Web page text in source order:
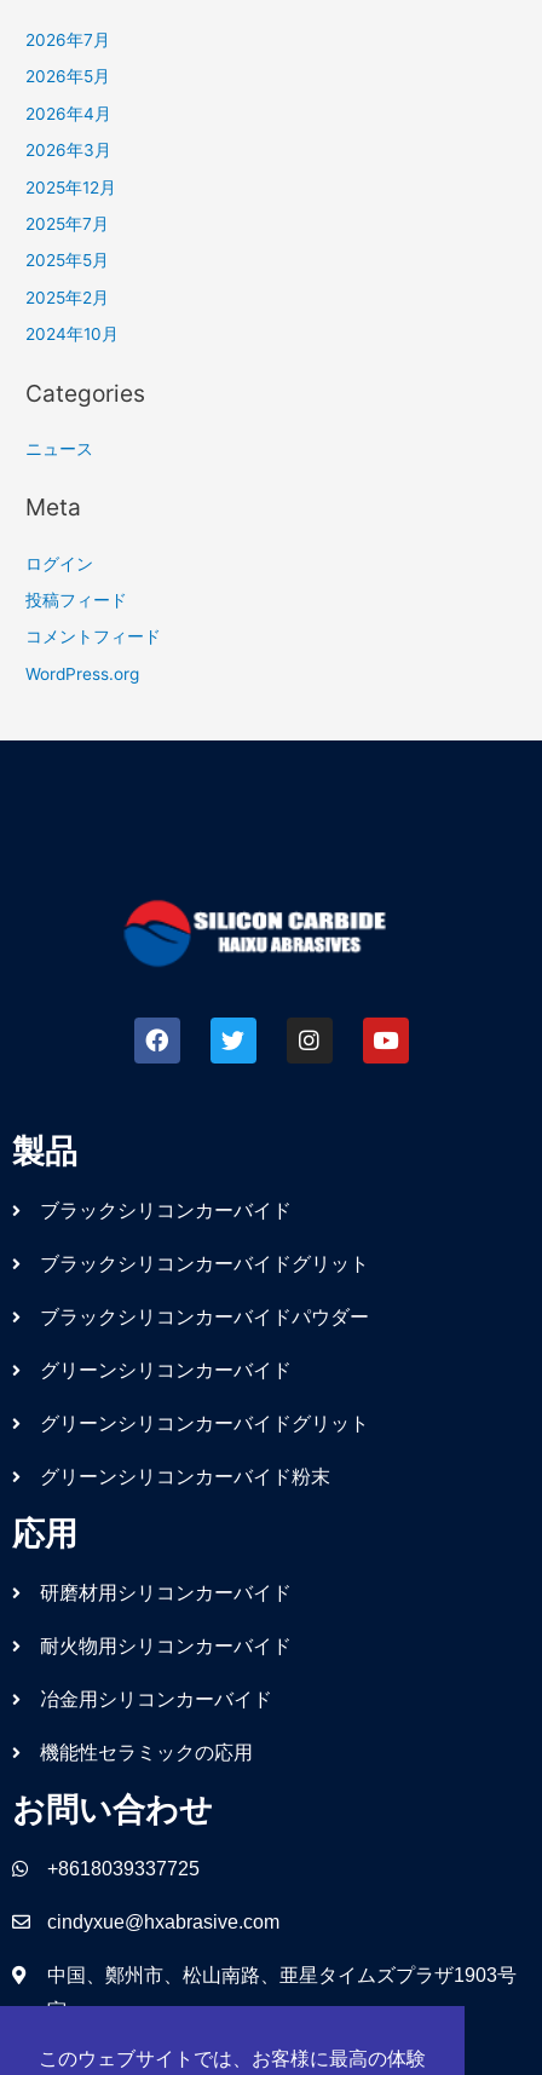
このウェブサイトでは、お客様に最高の体験
2026年7月
2026年5月
2026年4月
2026年3月
2025年12月
2025年7月
2025年5月
2025年2月
2024年10月
Categories
ニュース
Meta
ログイン
投稿フィード
コメントフィード
WordPress.org
製品
ブラックシリコンカーバイド
ブラックシリコンカーバイドグリット
ブラックシリコンカーバイドパウダー
グリーンシリコンカーバイド
グリーンシリコンカーバイドグリット
グリーンシリコンカーバイド粉末
応用
研磨材用シリコンカーバイド
耐火物用シリコンカーバイド
冶金用シリコンカーバイド
機能性セラミックの応用
お問い合わせ
+8618039337725
cindyxue@hxabrasive.com
中国、鄭州市、松山南路、亜星タイムズプラザ1903号
室